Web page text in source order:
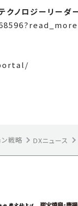
クノロジーリーダ
ン戦略 DXニュース